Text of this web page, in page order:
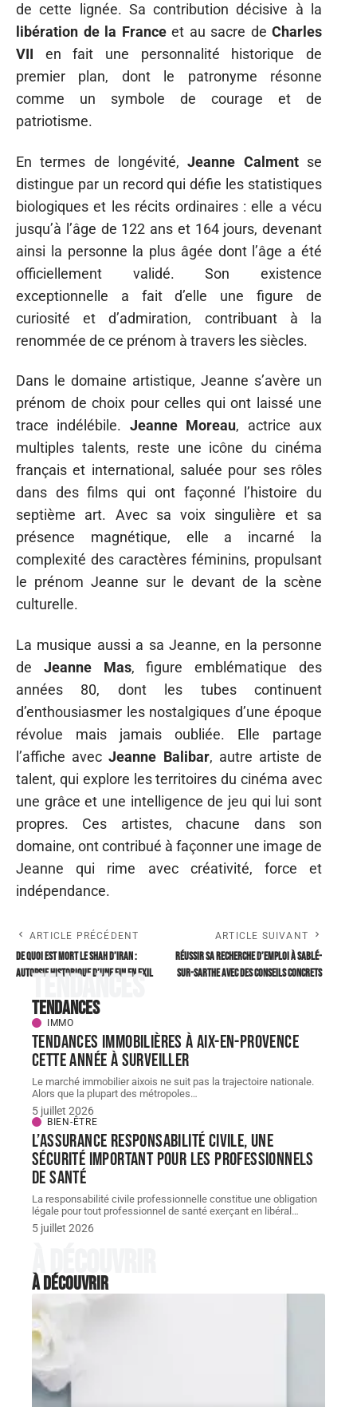
de cette lignée. Sa contribution décisive à la
libération de la Franceet au sacre de Charles
VII en fait une personnalité historique de
premier plan, dont le patronyme résonne
comme un symbole de courage et de
patriotisme.
En termes de longévité,Jeanne Calmentse
distingue par un record qui défie les statistiques
biologiques et les récits ordinaires : elle a vécu
jusqu’à l’âge de 122 ans et 164 jours, devenant
ainsi la personne la plus âgée dont l’âge a été
officiellement validé. Son existence
exceptionnelle a fait d’elle une figure de
curiosité et d’admiration, contribuant à la
renommée de ce prénom à travers les siècles.
Dans le domaine artistique, Jeanne s’avère un
prénom de choix pour celles qui ont laissé une
trace indélébile. Jeanne Moreau, actrice aux
multiples talents, reste une icône du cinéma
français et international, saluée pour ses rôles
dans des films qui ont façonné l’histoire du
septième art. Avec sa voix singulière et sa
présence magnétique, elle a incarné la
complexité des caractères féminins, propulsant
le prénom Jeanne sur le devant de la scène
culturelle.
La musique aussi a sa Jeanne, en la personne
de Jeanne Mas, figure emblématique des
années 80, dont les tubes continuent
d’enthousiasmer les nostalgiques d’une époque
révolue mais jamais oubliée. Elle partage
l’affiche avecJeanne Balibar, autre artiste de
talent, qui explore les territoires du cinéma avec
une grâce et une intelligence de jeu qui lui sont
propres. Ces artistes, chacune dans son
domaine, ont contribué à façonner une image de
Jeanne qui rime avec créativité, force et
indépendance.
ARTICLE PRÉCÉDENT
De quoi est mort le Shah d’Iran :
autopsie historique d’une fin en exil
ARTICLE SUIVANT
Réussir sa recherche d’emploi à Sablé-
sur-Sarthe avec des conseils concrets
Tendances
Tendances
IMMO
Tendances immobilières à Aix-en-Provence
cette année à surveiller
Le marché immobilier aixois ne suit pas la trajectoire nationale.
Alors que la plupart des métropoles…
5 juillet 2026
BIEN-ÊTRE
L’assurance responsabilité civile, une
sécurité important pour les professionnels
de santé
La responsabilité civile professionnelle constitue une obligation
légale pour tout professionnel de santé exerçant en libéral…
5 juillet 2026
À découvrir
À découvrir